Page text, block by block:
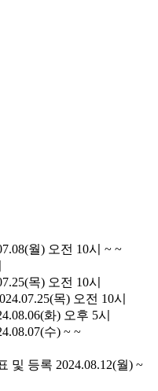
월) 오전 10시 ~ ~
목) 오전 10시
목) 오전 10시
화) 오후 5시
수) ~ ~
및 등록 2024.08.12(월) ~